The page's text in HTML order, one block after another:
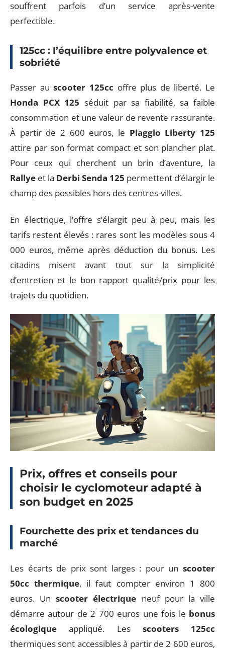
souffrent parfois d’un service après-vente
perfectible.
125cc : l’équilibre entre polyvalence et
sobriété
Passer auscooter 125cc offre plus de liberté. Le
Honda PCX 125 séduit par sa fiabilité, sa faible
consommation et une valeur de revente rassurante.
À partir de 2 600 euros, le Piaggio Liberty 125
attire par son format compact et son plancher plat.
Pour ceux qui cherchent un brin d’aventure, la
Rallye et la Derbi Senda 125 permettent d’élargir le
champ des possibles hors des centres-villes.
En électrique, l’offre s’élargit peu à peu, mais les
tarifs restent élevés : rares sont les modèles sous 4
000 euros, même après déduction du bonus. Les
citadins misent avant tout sur la simplicité
d’entretien et le bon rapport qualité/prix pour les
trajets du quotidien.
Prix, offres et conseils pour
choisir le cyclomoteur adapté à
son budget en 2025
Fourchette des prix et tendances du
marché
Les écarts de prix sont larges : pour un scooter
50cc thermique, il faut compter environ 1 800
euros. Unscooter électrique neuf pour la ville
démarre autour de 2 700 euros une fois le bonus
écologique appliqué. Les scooters 125cc
thermiques sont accessibles à partir de 2 600 euros,